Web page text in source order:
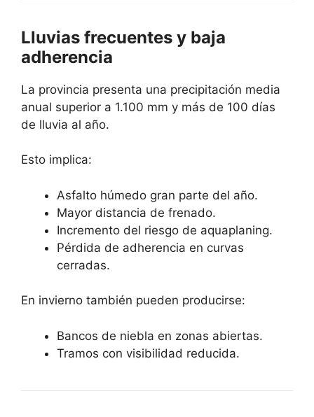
Lluvias frecuentes y baja
adherencia
La provincia presenta una precipitación media
anual superior a 1.100 mm y más de 100 días
de lluvia al año.
Esto implica:
Asfalto húmedo gran parte del año.
Mayor distancia de frenado.
Incremento del riesgo de aquaplaning.
Pérdida de adherencia en curvas
cerradas.
En invierno también pueden producirse:
Bancos de niebla en zonas abiertas.
Tramos con visibilidad reducida.